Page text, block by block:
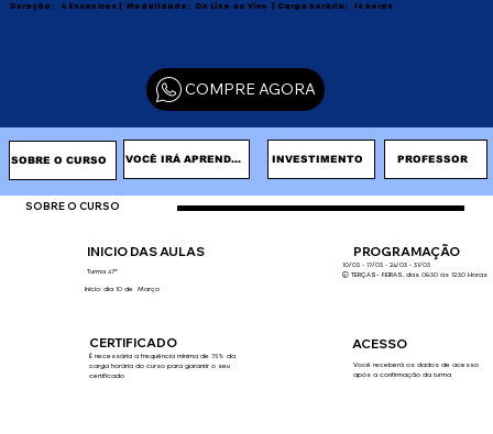
Duração: 4 Encontros |Modalidade: On Line ao Vivo |Carga horária: 16 horas
COMPRE AGORA
SOBRE O CURSO VOCÊ IRÁ APRENDER PROFESSOR
INVESTIMENTO
SOBRE O CURSO
INICIO DAS AULAS PROGRAMAÇÃO
Turma 47ª
Início: dia 10 de Março
10/03 • 17/03 • 24/03 • 31/03
🕢 TERÇAS- FEIRAS, das 08:30 às 12:30 Horas
CERTIFICADO ACESSO
É necessária a frequência mínima de 75% da
carga horária do curso para garantir o seu
certificado
Você receberá os dados de acesso
após a confirmação da turma